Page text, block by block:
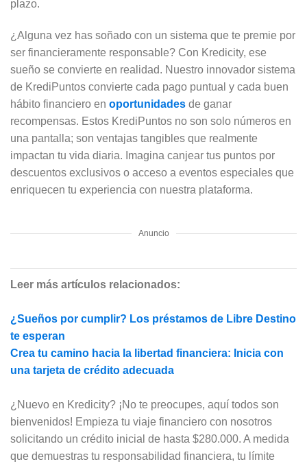
plazo.
¿Alguna vez has soñado con un sistema que te premie por
ser financieramente responsable? Con Kredicity, ese
sueño se convierte en realidad. Nuestro innovador sistema
de KrediPuntos convierte cada pago puntual y cada buen
hábito financiero en oportunidades de ganar
recompensas. Estos KrediPuntos no son solo números en
una pantalla; son ventajas tangibles que realmente
impactan tu vida diaria. Imagina canjear tus puntos por
descuentos exclusivos o acceso a eventos especiales que
enriquecen tu experiencia con nuestra plataforma.
Anuncio
Leer más artículos relacionados:
¿Sueños por cumplir? Los préstamos de Libre Destino
te esperan
Crea tu camino hacia la libertad financiera: Inicia con
una tarjeta de crédito adecuada
¿Nuevo en Kredicity? ¡No te preocupes, aquí todos son
bienvenidos! Empieza tu viaje financiero con nosotros
solicitando un crédito inicial de hasta $280.000. A medida
que demuestras tu responsabilidad financiera, tu límite